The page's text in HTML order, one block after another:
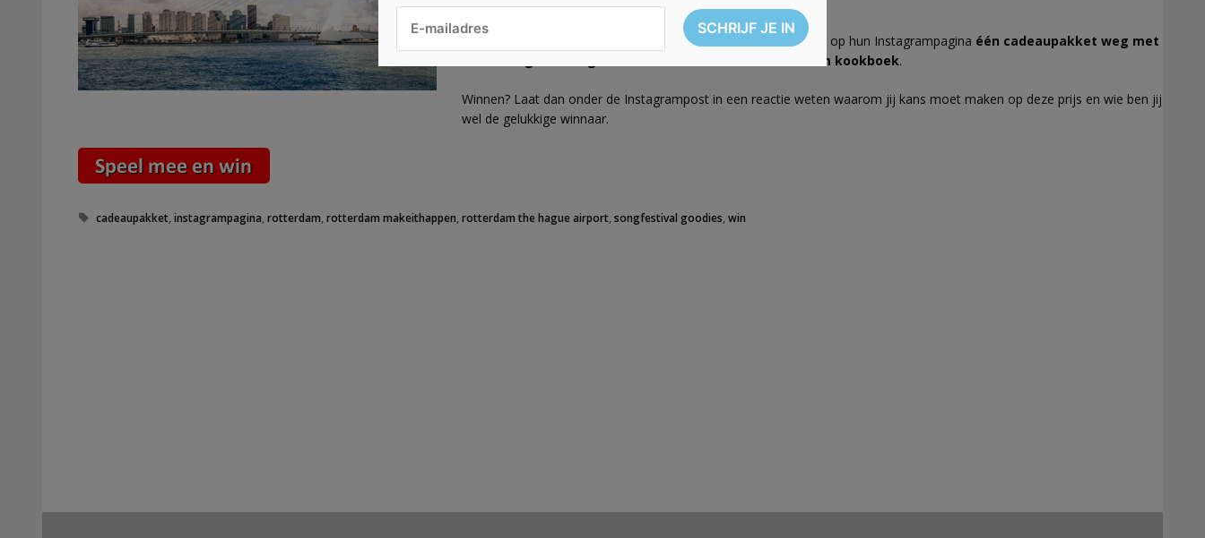
@rotterdam_makeithappen geven ze op hun Instagrampagina één cadeaupakket weg met
Smaak van Rotterdam kookboek.
Winnen? Laat dan onder de Instagrampost in een reactie weten waarom jij kans moet maken op deze prijs en wie ben jij
wel de gelukkige winnaar.
Tags
cadeaupakket ,instagrampagina ,rotterdam ,rotterdam makeithappen ,rotterdam the hague airport ,songfestival goodies ,win